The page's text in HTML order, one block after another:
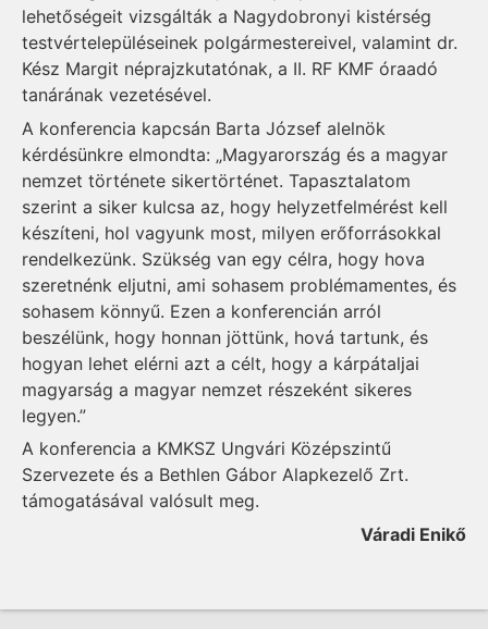
lehetőségeit vizsgálták a Nagydobronyi kistérség
testvértelepüléseinek polgármestereivel, valamint dr.
Kész Margit néprajzkutatónak, a II. RF KMF óraadó
tanárának vezetésével.
A konferencia kapcsán Barta József alelnök
kérdésünkre elmondta: „Magyarország és a magyar
nemzet története sikertörténet. Tapasztalatom
szerint a siker kulcsa az, hogy helyzetfelmérést kell
készíteni, hol vagyunk most, milyen erőforrásokkal
rendelkezünk. Szükség van egy célra, hogy hova
szeretnénk eljutni, ami sohasem problémamentes, és
sohasem könnyű. Ezen a konferencián arról
beszélünk, hogy honnan jöttünk, hová tartunk, és
hogyan lehet elérni azt a célt, hogy a kárpátaljai
magyarság a magyar nemzet részeként sikeres
legyen.”
A konferencia a KMKSZ Ungvári Középszintű
Szervezete és a Bethlen Gábor Alapkezelő Zrt.
támogatásával valósult meg.
Váradi Enikő